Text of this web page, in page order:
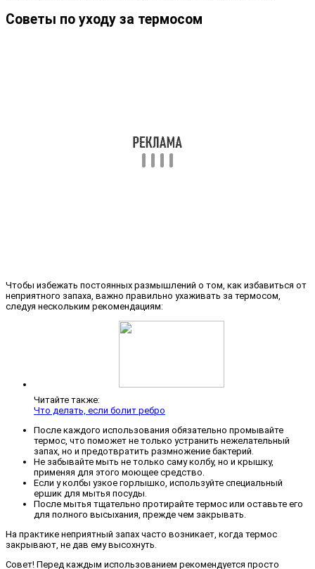
Советы по уходу за термосом
Чтобы избежать постоянных размышлений о том, как избавиться от
неприятного запаха, важно правильно ухаживать за термосом,
следуя нескольким рекомендациям:
Читайте также:
Что делать, если болит ребро
После каждого использования обязательно промывайте
термос, что поможет не только устранить нежелательный
запах, но и предотвратить размножение бактерий.
Не забывайте мыть не только саму колбу, но и крышку,
применяя для этого моющее средство.
Если у колбы узкое горлышко, используйте специальный
ершик для мытья посуды.
После мытья тщательно протирайте термос или оставьте его
для полного высыхания, прежде чем закрывать.
На практике неприятный запах часто возникает, когда термос
закрывают, не дав ему высохнуть.
Совет! Перед каждым использованием рекомендуется просто